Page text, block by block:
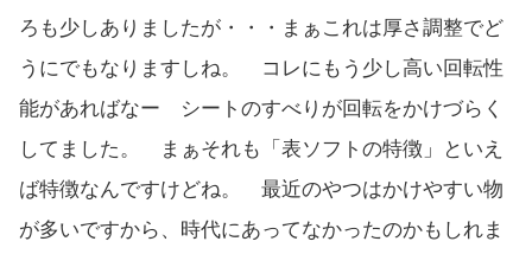
ろも少しありましたが・・・まぁこれは厚さ調整でど
うにでもなりますしね。 コレにもう少し高い回転性
能があればなー シートのすべりが回転をかけづらく
してました。 まぁそれも「表ソフトの特徴」といえ
ば特徴なんですけどね。 最近のやつはかけやすい物
が多いですから、時代にあってなかったのかもしれま